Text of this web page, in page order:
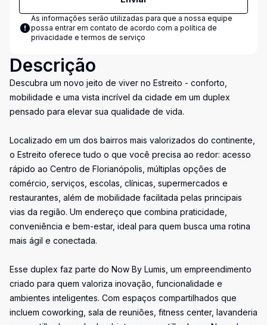
As informações serão utilizadas para que a nossa equipe
possa entrar em contato de acordo com a política de
privacidade e termos de serviço
Descrição
Descubra um novo jeito de viver no Estreito - conforto,
mobilidade e uma vista incrível da cidade em um duplex
pensado para elevar sua qualidade de vida.
Localizado em um dos bairros mais valorizados do continente,
o Estreito oferece tudo o que você precisa ao redor: acesso
rápido ao Centro de Florianópolis, múltiplas opções de
comércio, serviços, escolas, clínicas, supermercados e
restaurantes, além de mobilidade facilitada pelas principais
vias da região. Um endereço que combina praticidade,
conveniência e bem-estar, ideal para quem busca uma rotina
mais ágil e conectada.
Esse duplex faz parte do Now By Lumis, um empreendimento
criado para quem valoriza inovação, funcionalidade e
ambientes inteligentes. Com espaços compartilhados que
incluem coworking, sala de reuniões, fitness center, lavanderia